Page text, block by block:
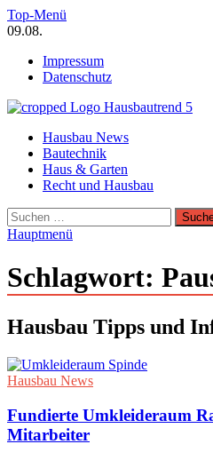
Zum
Inhalt
Top-Menü
09.08.
Impressum
Datenschutz
Hausbautrend Hausbau Trends
Hausbau, Modernisierung,
Hausbau News
Bautechnik
Haus & Garten
Recht und Hausbau
Suchen
nach:
Hauptmenü
Schlagwort:
Hausbau Tipps und
Hausbau News
Fundierte Umkleideraum
Mitarbeiter